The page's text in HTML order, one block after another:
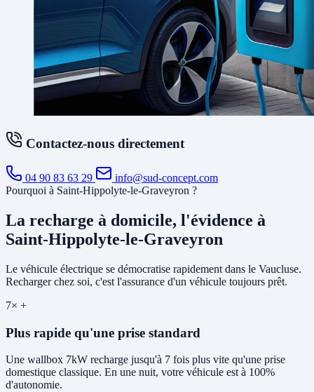
Contactez-nous directement
04 90 83 63 29
info@sud-concept.com
Pourquoi à Saint-Hippolyte-le-Graveyron ?
La recharge à domicile, l'évidence à
Saint-Hippolyte-le-Graveyron
Le véhicule électrique se démocratise rapidement dans le Vaucluse.
Recharger chez soi, c'est l'assurance d'un véhicule toujours prêt.
7× +
Plus rapide qu'une prise standard
Une wallbox 7kW recharge jusqu'à 7 fois plus vite qu'une prise
domestique classique. En une nuit, votre véhicule est à 100%
d'autonomie.